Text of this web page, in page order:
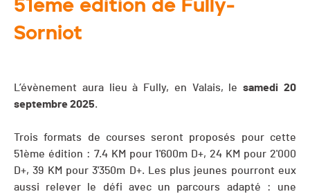
51ème édition de Fully-
Sorniot
L’évènement aura lieu à Fully, en Valais, lesamedi 20
septembre 2025.
Trois formats de courses seront proposés pour cette
51ème édition : 7.4 KM pour 1'600m D+, 24 KM pour 2'000
D+, 39 KM pour 3'350m D+. Les plus jeunes pourront eux
aussi relever le défi avec un parcours adapté : une